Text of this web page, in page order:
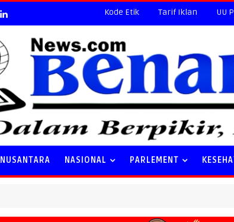
Kode Etik Tarif Iklan UU
NUSANTARA NASIONAL PARLEMENT